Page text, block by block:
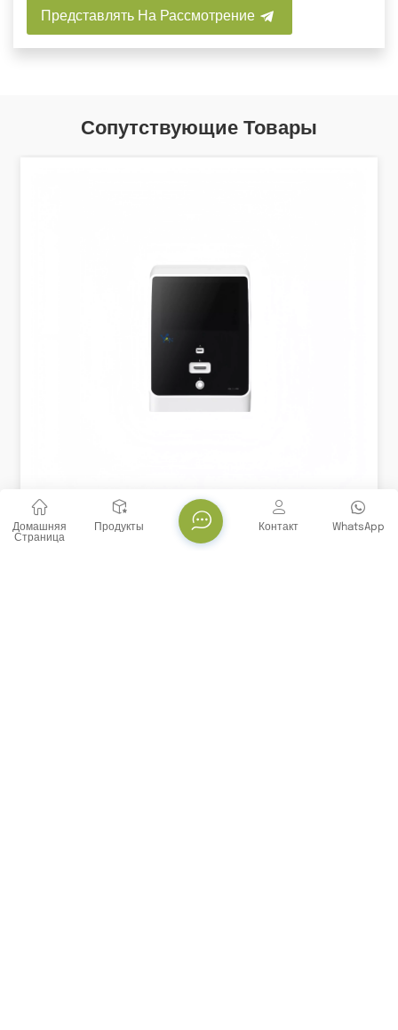
Представлять На Рассмотрение
Сопутствующие Товары
Лабораторный Небольшой Автоматический
Домашняя
Страница
Продукты WhatsApp
Контакт